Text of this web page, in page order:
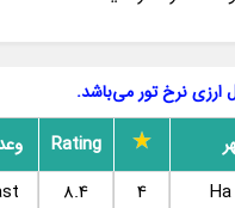
ارزی نرخ تور می‌باشد.
Rating
4
8.4